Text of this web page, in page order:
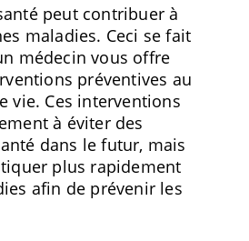
peut contribuer à
maladies. Ceci se fait
médecin vous offre
préventives au
vie. Ces interventions
à éviter des
dans le futur, mais
plus rapidement
afin de prévenir les